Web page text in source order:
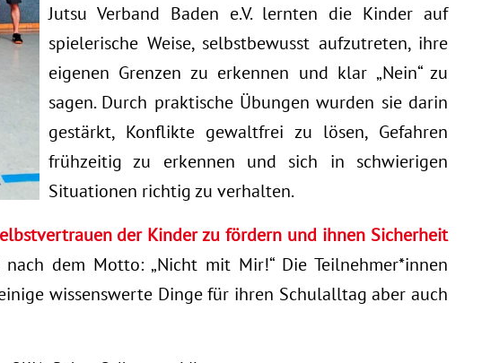
Jutsu Verband Baden e.V. lernten die Kinder auf
spielerische Weise, selbstbewusst aufzutreten, ihre
eigenen Grenzen zu erkennen und klar „Nein“ zu
sagen. Durch praktische Übungen wurden sie darin
gestärkt, Konflikte gewaltfrei zu lösen, Gefahren
frühzeitig zu erkennen und sich in schwierigen
Situationen richtig zu verhalten.
der Kinder zu fördern und ihnen Sicherheit
nach dem Motto: „Nicht mit Mir!“ Die Teilnehmer*innen
wissenswerte Dinge für ihren Schulalltag aber auch